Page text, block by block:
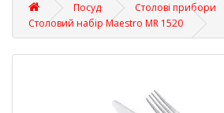
Посуд
Столові прибори
Столовий набір Maestro MR 1520